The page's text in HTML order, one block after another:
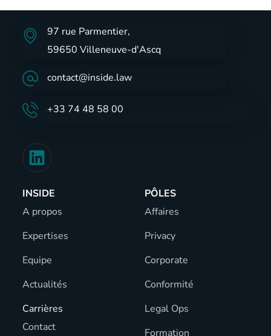
97 rue Parmentier,
59650 Villeneuve-d'Ascq
contact@inside.law
+33 74 48 58 00
INSIDE
A propos
Expertises
Equipe
Actualités
Carrières
Contact
PÔLES
Affaires
Privacy
Corporate
Conformité
Legal Ops
Formation